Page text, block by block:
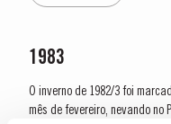
1983
O inverno de 1982/3 foi
mês de fevereiro, nevando no